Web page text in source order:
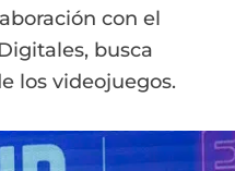
con el
busca
los videojuegos.